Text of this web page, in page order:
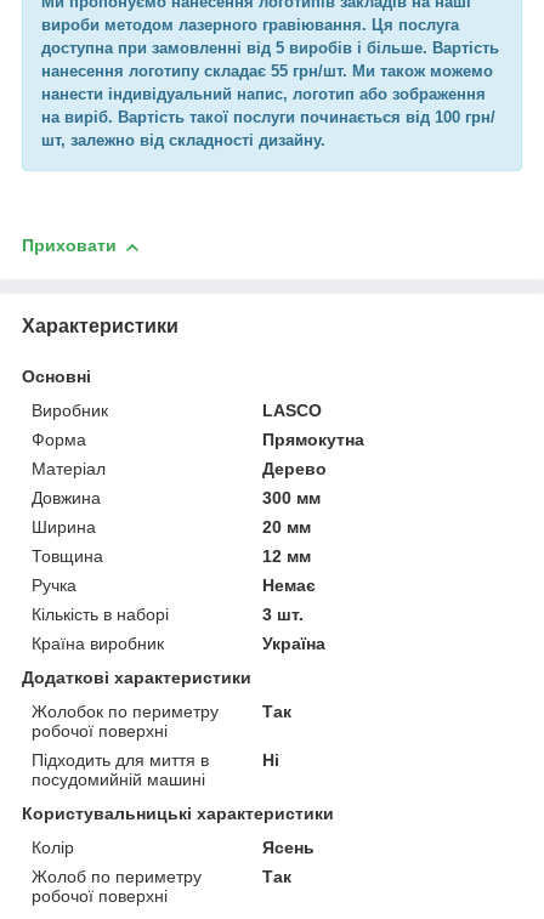
вироби методом лазерного гравіювання. Ця послуга
доступна при замовленні від 5 виробів і більше. Вартість
нанесення логотипу складає 55 грн/шт. Ми також можемо
нанести індивідуальний напис, логотип або зображення
на виріб. Вартість такої послуги починається від 100 грн/
шт, залежно від складності дизайну.
Приховати
Характеристики
Основні
Виробник
LASCO
Форма
Прямокутна
Матеріал
Дерево
Довжина
300 мм
Ширина
20 мм
Товщина
12 мм
Ручка
Немає
Кількість в наборі
3 шт.
Країна виробник
Україна
Додаткові характеристики
Жолобок по периметру
робочої поверхні
Так
Підходить для миття в
посудомийній машині
Ні
Користувальницькі характеристики
Колір
Ясень
Жолоб по периметру
робочої поверхні
Так